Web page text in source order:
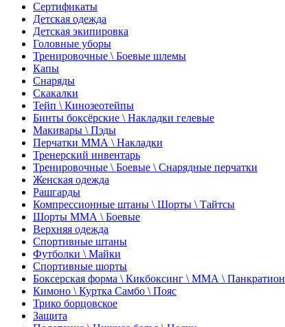
Сертификаты
Детская одежда
Детская экипировка
Головные уборы
Тренировочные \ Боевые шлемы
Капы
Снаряды
Скакалки
Тейп \ Кинозеотейпы
Бинты боксёрские \ Накладки гелевые
Макивары \ Пэды
Перчатки ММА \ Накладки
Тренерский инвентарь
Тренировочные \ Боевые \ Снарядные перчатки
Женская одежда
Рашгарды
Компрессионные штаны \ Шорты \ Тайтсы
Шорты ММА \ Боевые
Верхняя одежда
Спортивные штаны
Футболки \ Майки
Спортивные шорты
Боксерская форма \ Кикбоксинг \ ММА \ Панкратион
Кимоно \ Куртка Самбо \ Пояс
Трико борцовское
Защита